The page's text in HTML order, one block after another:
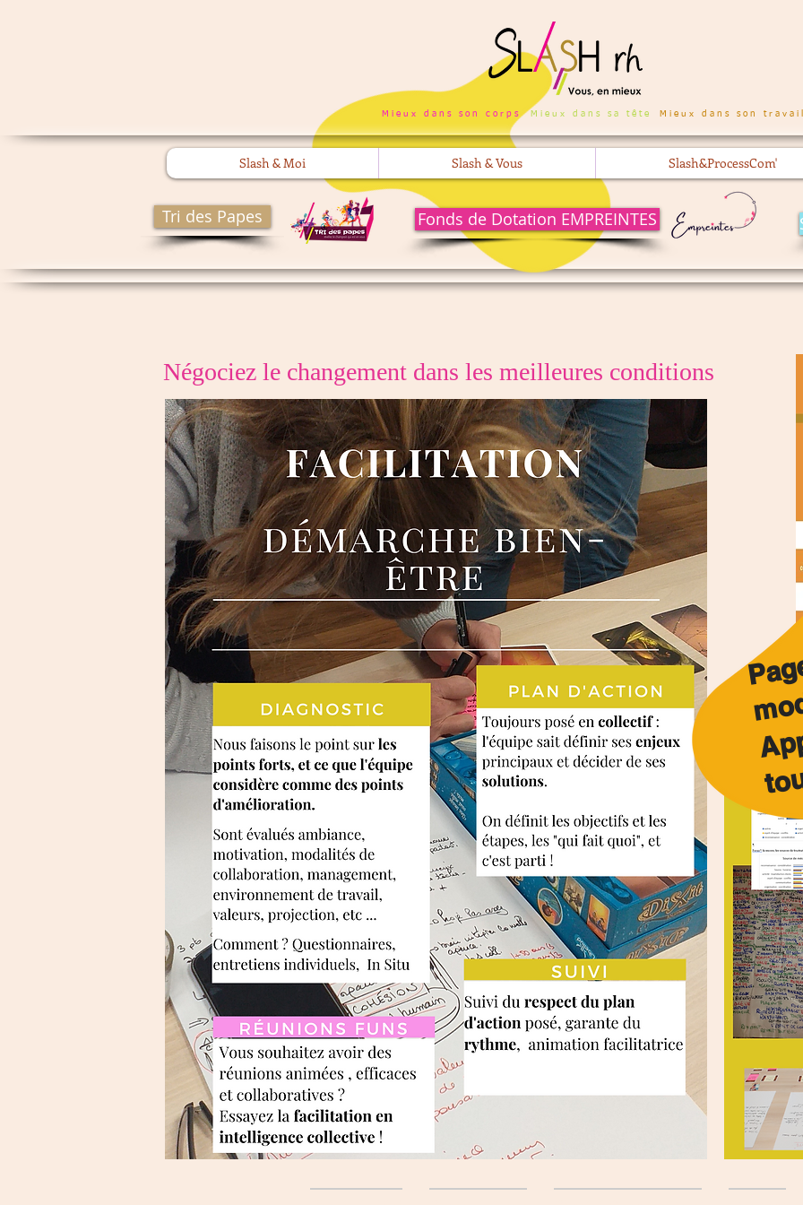
Fonds de Dotation EMPREINTES
Tri des Papes
Mieux dans son travail
Mieux dans sa tête
Mieux dans son corps
Slash & Moi Slash & Vous Slash&ProcessCom'
Négociez le changement dans les meilleures conditions